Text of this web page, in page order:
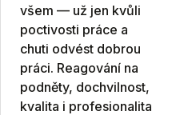
všem — už jen kvůli
poctivosti práce a
chuti odvést dobrou
práci. Reagování na
podněty, dochvilnost,
kvalita i profesionalita